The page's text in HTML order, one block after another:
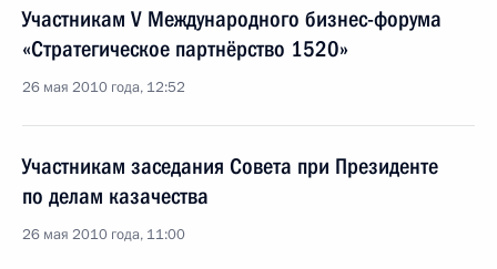
Участникам V Международного бизнес-форума
«Стратегическое партнёрство 1520»
26 мая 2010 года, 12:52
Участникам заседания Совета при Президенте
по делам казачества
26 мая 2010 года, 11:00